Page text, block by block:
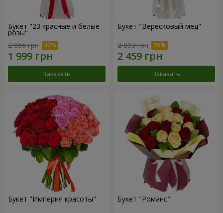
Букет "23 красные и белые
розы"
2 856 грн
Заказать
Букет "Вересковый мед"
2 893 грн
Заказать
Букет "Империя красоты" Букет "Романс"